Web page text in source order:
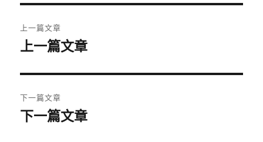
章
覽
上一篇文章
上
篇
文
章:
上一篇文章
下一篇文章
下
下一篇文章